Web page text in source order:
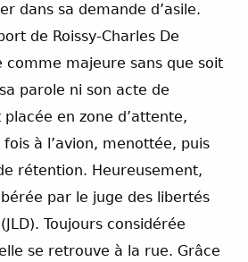
dans sa demande d’asile.
de Roissy-Charles De
comme majeure sans que soit
parole ni son acte de
en zone d’attente,
à l’avion, menottée, puis
rétention. Heureusement,
par le juge des libertés
Toujours considérée
se retrouve à la rue. Grâce